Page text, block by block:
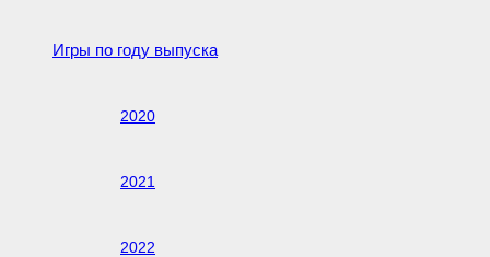
Игры по году выпуска
2020
2021
2022